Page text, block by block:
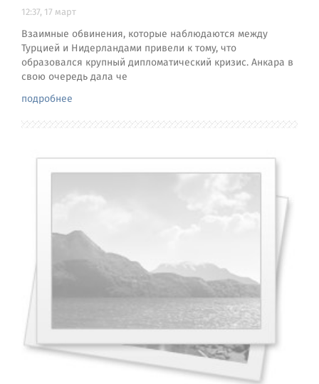
12:37, 17 март
Взаимные обвинения, которые наблюдаются между
Турцией и Нидерландами привели к тому, что
образовался крупный дипломатический кризис. Анкара в
свою очередь дала че
подробнее